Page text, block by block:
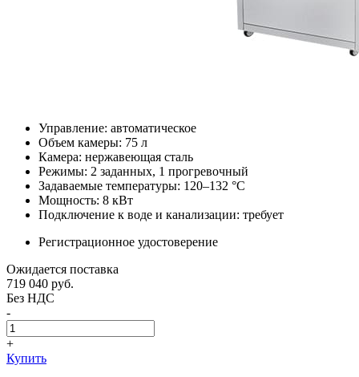
Управление: автоматическое
Объем камеры: 75 л
Камера: нержавеющая сталь
Режимы: 2 заданных, 1 прогревочный
Задаваемые температуры: 120–132 °C
Мощность: 8 кВт
Подключение к воде и канализации: требует
Регистрационное удостоверение
Ожидается поставка
719 040 руб.
Без НДС
-
+
Купить